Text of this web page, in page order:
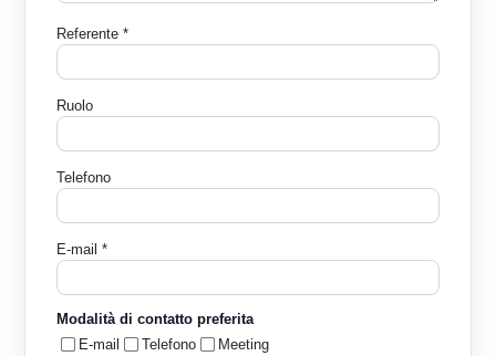
Referente *
Ruolo
Telefono
E-mail *
Modalità di contatto preferita
E-mail
Telefono Meeting